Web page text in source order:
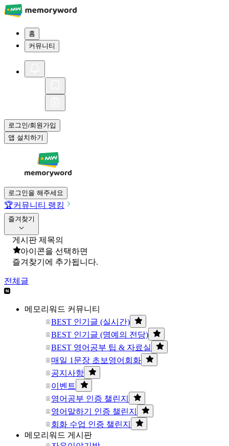
홈
커뮤니티
로그인/회원가입
앱 설치하기
로그인을 해주세요
🏆커뮤니티 랭킹
즐겨찾기
게시판 제목의
아이콘을 선택하면
즐겨찾기에 추가됩니다.
전체글
메모리워드 커뮤니티
BEST 인기글 (실시간)
BEST 인기글 (명예의 전당)
BEST 영어공부 팁 & 자료실
매일 1문장 초보영어회화
공지사항
이벤트
영어공부 인증 챌린지
영어말하기 인증 챌린지
회화 수업 인증 챌린지
메모리워드 게시판